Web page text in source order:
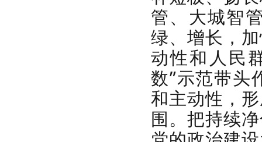
管、大城智
绿、增长，
动性和人民
数”示范带头
和主动性，
围。把持续